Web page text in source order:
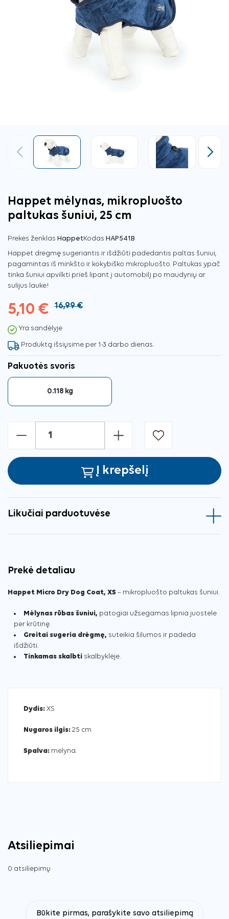
Ankstesnis Tęsti
Happet mėlynas, mikropluošto
paltukas šuniui, 25 cm
Prekės ženklas HappetKodas HAP541B
Happet drėgmę sugeriantis ir išdžiūti padedantis paltas šuniui,
pagamintas iš minkšto ir kokybiško mikropluošto. Paltukas ypač
tinka šuniui apvilkti prieš lipant į automobilį po maudynių ar
sulijus lauke!
5,10 € 16,99 €
Yra sandėlyje
Produktą išsiųsime per 1-3 darbo dienas.
Pakuotės svoris
0.118 kg
- +
Į krepšelį
Likučiai parduotuvėse
Prekė detaliau
Happet Micro Dry Dog Coat, XS – mikropluošto paltukas šuniui.
Mėlynas rūbas šuniui, patogiai užsegamas lipnia juostele
per krūtinę.
Greitai sugeria drėgmę, suteikia šilumos ir padeda
išdžiūti.
Tinkamas skalbti skalbyklėje.
Dydis: XS
Nugaros ilgis: 25 cm
Spalva: mėlyna.
Atsiliepimai
0 atsiliepimų
Būkite pirmas, parašykite savo atsiliepimą